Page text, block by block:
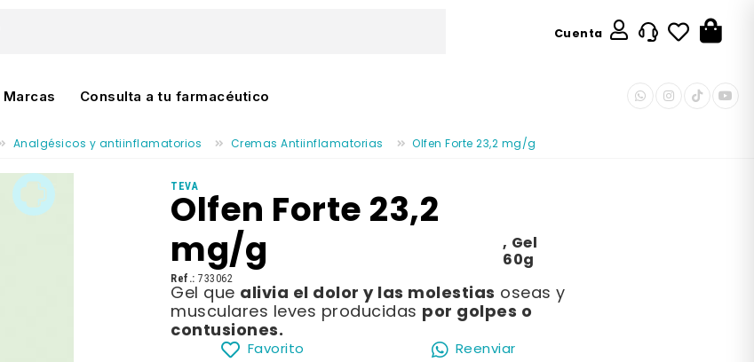
Cuenta
Marcas Consulta a tu farmacéutico
Analgésicos y antiinflamatorios Cremas Antiinflamatorias Olfen Forte 23,2 mg/g
TEVA
Olfen Forte 23,2
mg/g , Gel
60g
Ref.: 733062
Gel que alivia el dolor y las molestias oseas y
musculares leves producidas por golpes o
contusiones.
Favorito Reenviar